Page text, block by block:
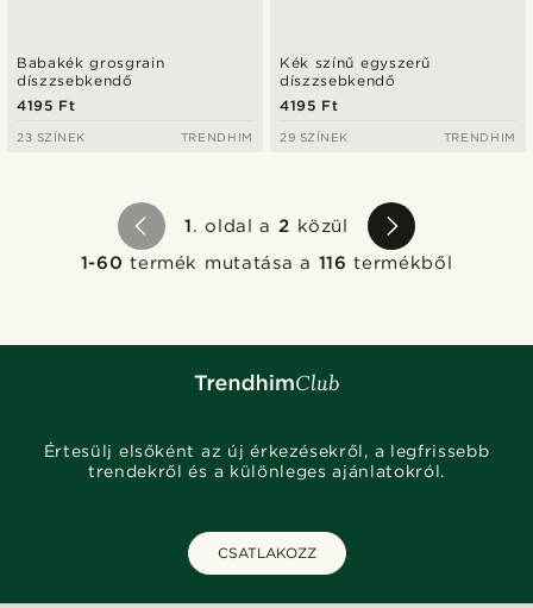
Babakék grosgrain
díszzsebkendő
4195 Ft
23 SZÍNEK TRENDHIM
Kék színű egyszerű
díszzsebkendő
4195 Ft
29 SZÍNEK TRENDHIM
1. oldal a 2 közül
1-60 termék mutatása a 116 termékből
Értesülj elsőként az új érkezésekről, a legfrissebb
trendekről és a különleges ajánlatokról.
CSATLAKOZZ